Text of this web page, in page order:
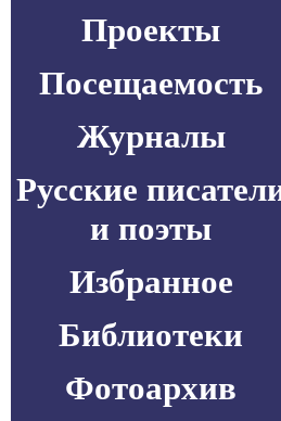
Проекты
Посещаемость
Журналы
Русские
и поэты
Избранное
Библиотеки
Фотоархив